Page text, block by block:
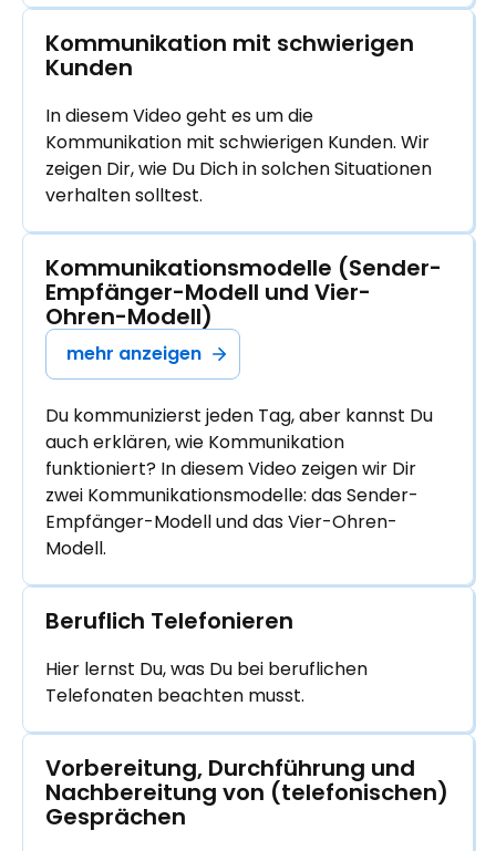
Kommunikation mit schwierigen
Kunden
In diesem Video geht es um die
Kommunikation mit schwierigen Kunden. Wir
zeigen Dir, wie Du Dich in solchen Situationen
verhalten solltest.
Kommunikationsmodelle (Sender-
Empfänger-Modell und Vier-
Ohren-Modell)
mehr anzeigen
Du kommunizierst jeden Tag, aber kannst Du
auch erklären, wie Kommunikation
funktioniert? In diesem Video zeigen wir Dir
zwei Kommunikationsmodelle: das Sender-
Empfänger-Modell und das Vier-Ohren-
Modell.
Beruflich Telefonieren
Hier lernst Du, was Du bei beruflichen
Telefonaten beachten musst.
Vorbereitung, Durchführung und
Nachbereitung von (telefonischen)
Gesprächen